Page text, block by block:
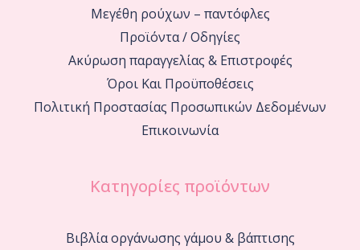
Μεγέθη ρούχων – παντόφλες
Προϊόντα / Οδηγίες
Ακύρωση παραγγελίας & Επιστροφές
Όροι Και Προϋποθέσεις
Πολιτική Προστασίας Προσωπικών Δεδομένων
Επικοινωνία
Κατηγορίες προϊόντων
Βιβλία οργάνωσης γάμου & βάπτισης